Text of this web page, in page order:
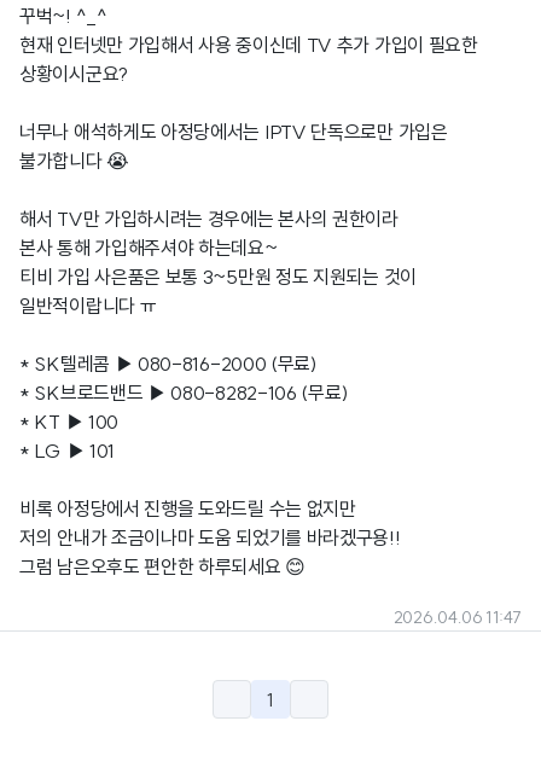
꾸벅~! ^_^
현재 인터넷만 가입해서 사용 중이신데 TV 추가 가입이 필요한
상황이시군요?
너무나 애석하게도 아정당에서는 IPTV 단독으로만 가입은
불가합니다 😭
해서 TV만 가입하시려는 경우에는 본사의 권한이라
본사 통해 가입해주셔야 하는데요~
티비 가입 사은품은 보통 3~5만원 정도 지원되는 것이
일반적이랍니다 ㅠ
* SK텔레콤 ▶ 080-816-2000 (무료)
* SK브로드밴드 ▶ 080-8282-106 (무료)
* KT ▶ 100
* LG ▶ 101
비록 아정당에서 진행을 도와드릴 수는 없지만
저의 안내가 조금이나마 도움 되었기를 바라겠구용!!
그럼 남은오후도 편안한 하루되세요 😊
2026.04.06 11:47
1